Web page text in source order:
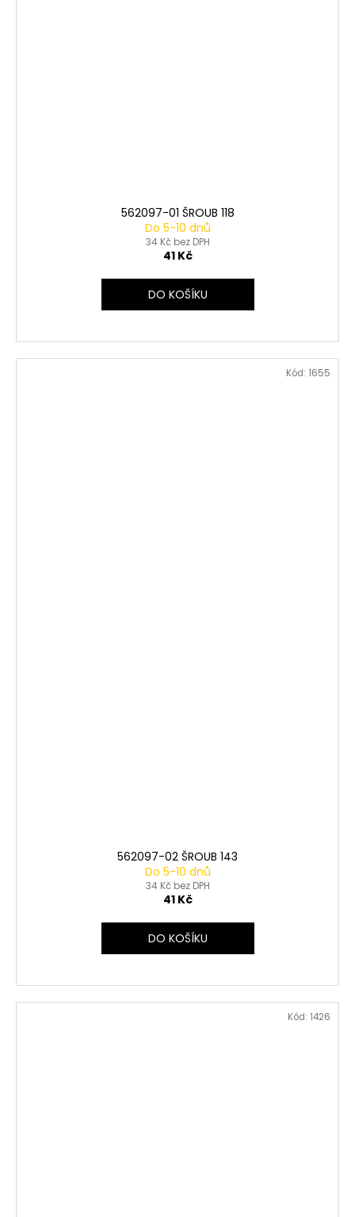
562097-01 ŠROUB 118
Do 5-10 dnů
34 Kč bez DPH
41 Kč
DO KOŠÍKU
562097-02 ŠROUB 143
Do 5-10 dnů
34 Kč bez DPH
41 Kč
DO KOŠÍKU
Kód: 1655
Kód: 1426